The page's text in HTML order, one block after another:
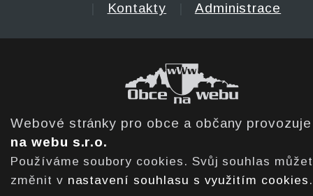
Kontakty Administrace
Webové stránky pro obce a občany
na webu s.r.o.
Používáme soubory cookies. Svůj souhlas
změnit v nastavení souhlasu s využitím cookies .